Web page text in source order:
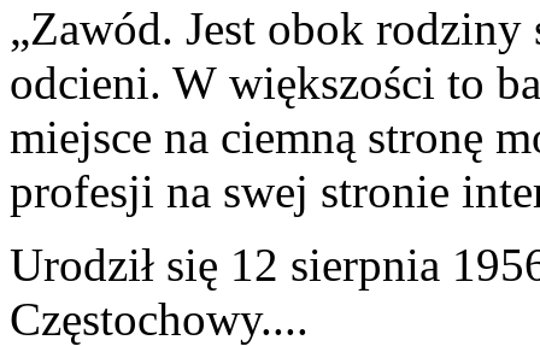
„Zawód. Jest obok
odcieni. W większości to
miejsce na ciemną stronę
profesji na swej stronie
Urodził się 12 sierpnia
Częstochowy....